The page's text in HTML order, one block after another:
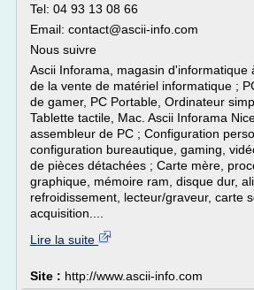
Tel: 04 93 13 08 66
Email: contact@ascii-info.com
Nous suivre
Ascii Inforama, magasin d'informatique
de la vente de matériel informatique ;
de gamer, PC Portable, Ordinateur
Tablette tactile, Mac. Ascii Inforama
assembleur de PC ; Configuration
configuration bureautique, gaming,
de pièces détachées ; Carte mère,
graphique, mémoire ram, disque dur,
refroidissement, lecteur/graveur, carte
acquisition....
Lire la suite
Site : http://www.ascii-info.com